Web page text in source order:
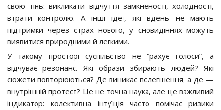
свою тінь: викликати відчуття замкненості, холодності,
втрати контролю. А інші ідеї, які вдень не мають
підтримки через страх нового, у сновидіннях можуть
виявитися природними й легкими.
У такому просторі суспільство не “рахує голоси”, а
відчуває резонанс. Які образи збирають людей? Які
сюжети повторюються? Де виникає полегшення, а де —
внутрішній протест? Це не точна наука, але це важливий
індикатор: колективна інтуїція часто помічає ризики